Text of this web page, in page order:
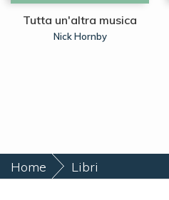
Tutta un'altra musica
Nick Hornby
Home
Libri